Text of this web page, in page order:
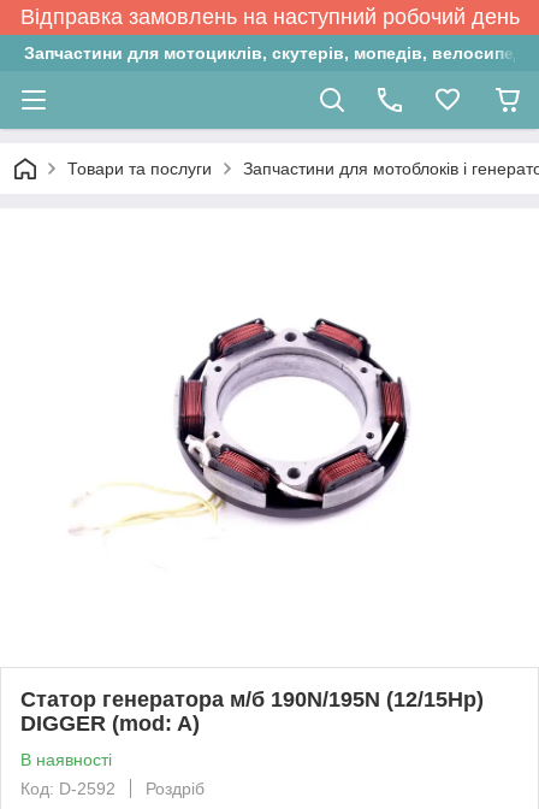
Відправка замовлень на наступний робочий день
Запчастини для мотоциклів, скутерів, мопедів,
Товари та послуги Запчастини для мотоблоків і
Статор генератора м/б 190N/195N (12/15Hp)
DIGGER (mod: A)
В наявності
Код: D-2592
Роздріб